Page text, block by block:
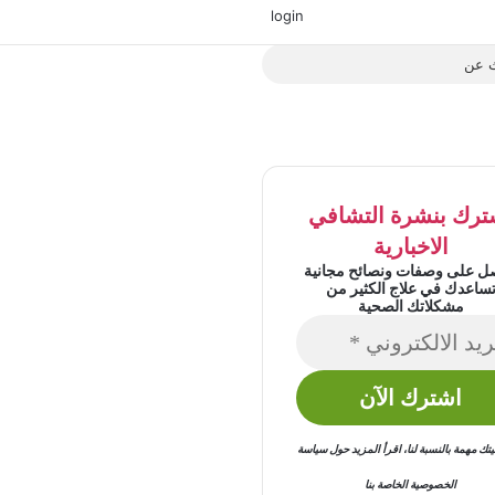
انستقرام
login
بنشرة التشافي
الاخبارية
على وصفات ونصائح مجانية
تساعدك في علاج الكثير من
مشكلاتك الصحية
مهمة بالنسبة لنا،اقرأ المزيد حولسياسة
الخصوصيةالخاصة بنا